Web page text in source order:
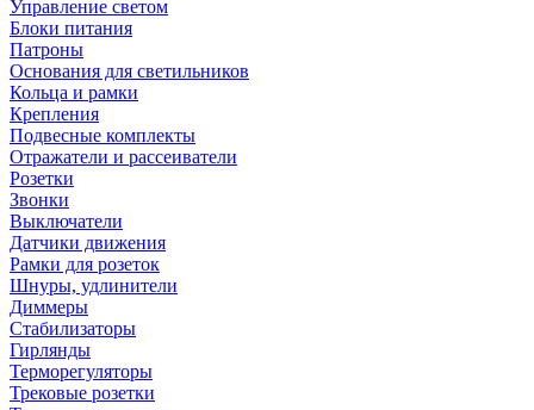
Управление светом
Блоки питания
Патроны
Основания для светильников
Кольца и рамки
Крепления
Подвесные комплекты
Отражатели и рассеиватели
Розетки
Звонки
Выключатели
Датчики движения
Рамки для розеток
Шнуры, удлинители
Диммеры
Стабилизаторы
Гирлянды
Терморегуляторы
Трековые розетки